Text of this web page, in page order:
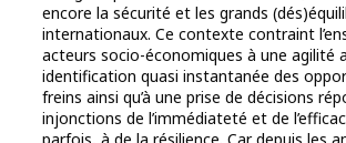
encore la sécurité et les grands
internationaux. Ce contexte contraint
acteurs socio-économiques à une agilité
identification quasi instantanée des
freins ainsi qu’à une prise de décisions
injonctions de l’immédiateté et de